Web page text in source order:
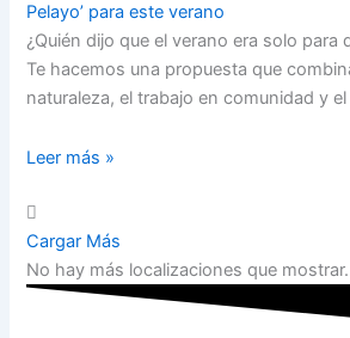
Pelayo’ para este verano
¿Quién dijo que el verano era solo para
Te hacemos una propuesta que
naturaleza, el trabajo en comunidad y
Leer más »
Cargar Más
No hay más localizaciones que mostrar.